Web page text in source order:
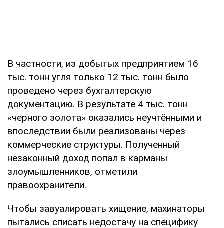
В частности, из добытых предприятием 16
тыс. тонн угля только 12 тыс. тонн было
проведено через бухгалтерскую
документацию. В результате 4 тыс. тонн
«черного золота» оказались неучтёнными и
впоследствии были реализованы через
коммерческие структуры. Полученный
незаконный доход попал в карманы
злоумышленников, отметили
правоохранители.
Чтобы завуалировать хищение, махинаторы
пытались списать недостачу на специфику